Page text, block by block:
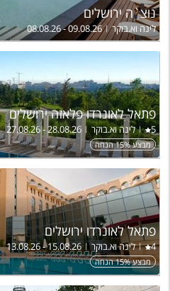
נוצ`ה ירושלים
לינה וא.בוקר 08.08.26 - 09.08.26
פתאל לאונרדו פלאזה ירושלים
5 לינה וא.בוקר 27.08.26 - 28.08.26
מבצע 15% הנחה
פתאל לאונרדו ירושלים
4 לינה וא.בוקר 13.08.26 - 15.08.26
מבצע 15% הנחה